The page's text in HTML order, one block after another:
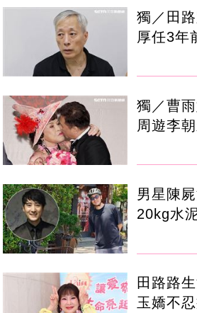
獨／田
厚任3年
獨／曹
周遊李
男星陳
20kg水
田路路
玉嬌不